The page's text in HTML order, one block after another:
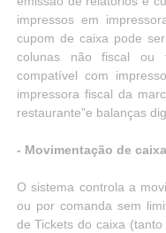
impressos em
cupom de caixa pode
colunas não fiscal ou
compatível com
impressora fiscal da
restaurante”e balanças
- Movimentação de
O sistema controla a
ou por comanda sem
de Tickets do caixa